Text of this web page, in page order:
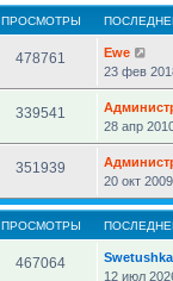
ПРОСМОТРЫ
478761
Ewe
23 фев
339541
28 апр
351939
20 окт
ПРОСМОТРЫ
467064
Swetushka
12 июл